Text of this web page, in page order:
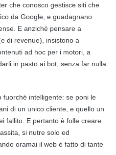
che conosco gestisce siti che
da Google , e guadagnano
E anziché pensare a
di revenue), insistono a
ad hoc per i motori, a
in pasto ai bot, senza far nulla
intelligente: se poni le
di un unico cliente, e quello un
fallito. E pertanto è folle creare
si nutre solo ed
oramai il web è fatto di tante